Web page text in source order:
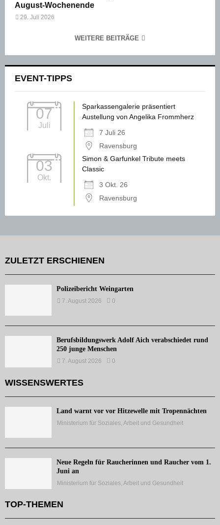
August-Wochenende
29. Juli 2026
WEITERE BEITRÄGE
EVENT-TIPPS
07
Juli
Sparkassengalerie präsentiert
Austellung von Angelika Frommherz
7 Juli 26
Ravensburg
03
Okt.
Simon & Garfunkel Tribute meets
Classic
3 Okt. 26
Ravensburg
ZULETZT ERSCHIENEN
Polizeibericht Weingarten
7. August 2026 0
Berufsbildungswerk Adolf Aich verabschiedet rund
250 junge Menschen
7. August 2026 0
WISSENSWERTES
Land warnt vor vor Hitzewelle mit Tropennächten
Ministerium für Soziales, Arbeit und Gesundheit
Neue Regeln für Raucherinnen und Raucher vom 1.
Juni an
Ministerium für Soziales, Arbeit und Gesundheit
TOP-THEMEN